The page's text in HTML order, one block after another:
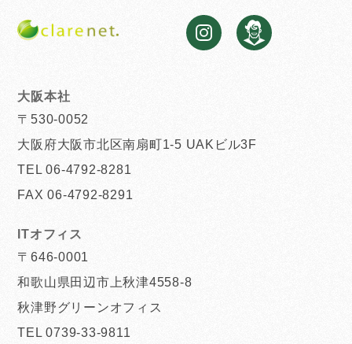
大阪本社
〒530-0052
大阪府大阪市北区南扇町1-5 UAKビル3F
TEL 06-4792-8281
FAX 06-4792-8291
ITオフィス
〒646-0001
和歌山県田辺市上秋津4558-8
秋津野グリーンオフィス
TEL 0739-33-9811